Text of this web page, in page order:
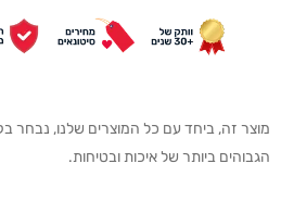
מוצר זה, ביחד עם כל המוצרים שלנו, נבחר
הגבוהים ביותר של איכות ובטיחות.